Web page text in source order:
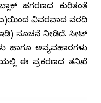
ಹಗರಣದ ಕುರಿತಂತೆ
ವಿವರವಾದ ವರದಿ
ಸೂಚನೆ ನೀಡಿದೆ. ಸೀಟ್
ಹಾಗೂ ಅವ್ಯವಹಾರಗಳು
ಈ ಪ್ರಕರಣದ ತನಿಖೆ